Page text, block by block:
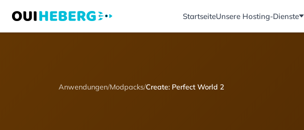
StartseiteUnsere Hosting-Dienste
Anwendungen/Modpacks/Create: Perfect World 2